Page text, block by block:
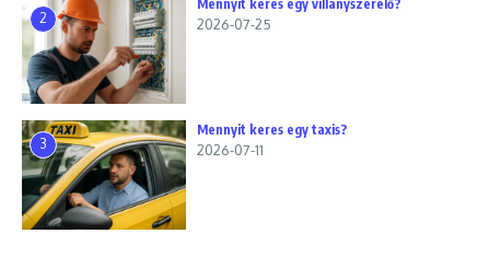
2
Mennyit keres egy villanyszerelő?
2026-07-25
3
Mennyit keres egy taxis?
2026-07-11